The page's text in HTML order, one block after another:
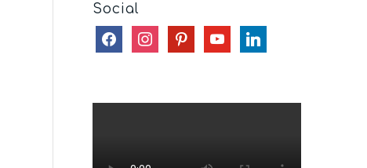
Social
facebookinstagrampinterestyoutubelinkedin